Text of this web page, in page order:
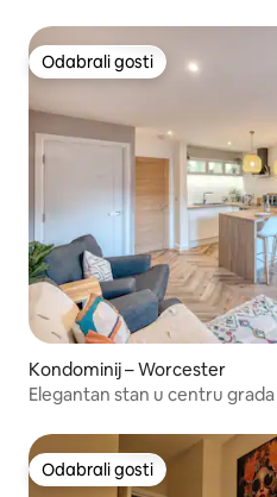
Odabrali gosti
Odabrali gosti
Kondominij – Worcester
Elegantan stan u centru
Odabrali gosti
Odabrali gosti